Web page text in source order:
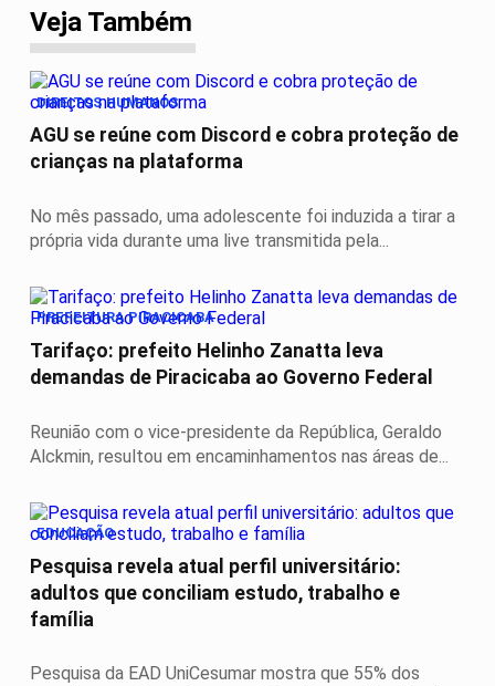
Veja Também
DIREITOS HUMANOS
AGU se reúne com Discord e cobra proteção de
crianças na plataforma
No mês passado, uma adolescente foi induzida a tirar a
própria vida durante uma live transmitida pela...
PREFEITURA PIRACICABA
Tarifaço: prefeito Helinho Zanatta leva
demandas de Piracicaba ao Governo Federal
Reunião com o vice-presidente da República, Geraldo
Alckmin, resultou em encaminhamentos nas áreas de...
EDUCAÇÃO
Pesquisa revela atual perfil universitário:
adultos que conciliam estudo, trabalho e
família
Pesquisa da EAD UniCesumar mostra que 55% dos